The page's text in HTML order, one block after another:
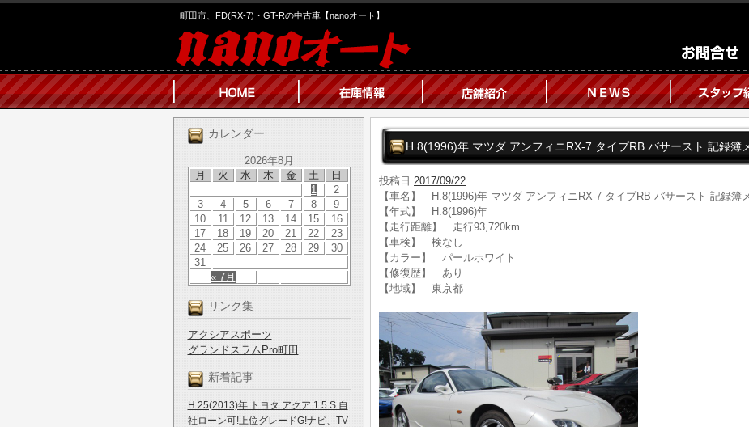
町田市、FD(RX-7)・GT-Rの中古車【nanoオート】
カレンダー
2026年8月
月
火 水 木 金 土 日
« 7月
1
2
3
4 5 6 7 8
9
10
11 12 13 14 15
16
17
18 19 20 21 22
23
24
25 26 27 28 29
30
31
リンク集
アクシアスポーツ
グランドスラムPro町田
新着記事
H.25(2013)年 トヨタ アクア 1.5 S 自
社ローン可!上位グレードG!ナビ、TV
H.8(1996)年 マツダ アンフィニRX-7 タイプRB バサースト 記録簿
投稿日 2017/09/22
【車名】 H.8(1996)年 マツダ アンフィニRX-7 タイプRB バサースト 記録簿
【年式】 H.8(1996)年
【走行距離】 走行93,720km
【車検】 検なし
【カラー】 パールホワイト
【修復歴】 あり
【地域】 東京都